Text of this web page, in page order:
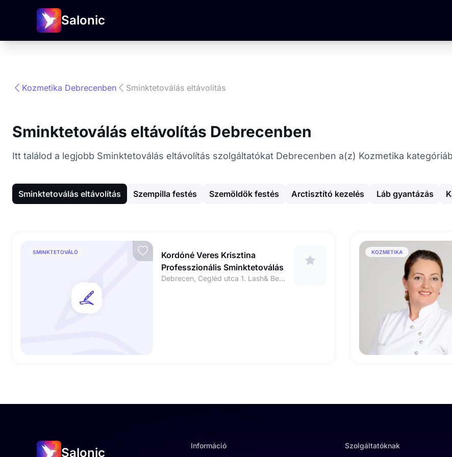
Salonic
Kozmetika Debrecenben Sminktetoválás eltávolítás
Sminktetoválás eltávolítás Debrecenben
Itt találod a legjobb Sminktetoválás eltávolítás szolgáltatókat Debrecenben a(z) Kozmetika
Sminktetoválás eltávolítás Szempilla festés Szemöldök festés Arctisztító kezelés Láb gyantázás
SMINKTETOVÁLÓ
Kordóné Veres Krisztina
Professzionális Sminktetoválás
Debrecen, Cegléd utca 1. Lash& Beauty szalon
KOZMETIKA
Salonic Információ Szolgáltatóknak